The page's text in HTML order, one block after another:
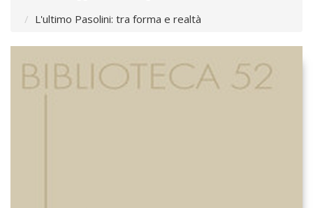
L'ultimo Pasolini: tra forma e realtà